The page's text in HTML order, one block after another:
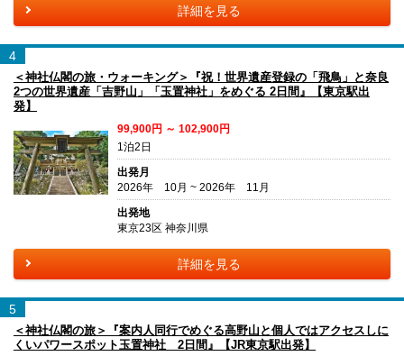
詳細を見る
4
＜神社仏閣の旅・ウォーキング＞『祝！世界遺産登録の「飛鳥」と奈良
2つの世界遺産「吉野山」「玉置神社」をめぐる 2日間』【東京駅出
発】
99,900円 ～ 102,900円
1泊2日
出発月
2026年 10月 ~ 2026年 11月
出発地
東京23区 神奈川県
詳細を見る
5
＜神社仏閣の旅＞『案内人同行でめぐる高野山と個人ではアクセスしに
くいパワースポット玉置神社 2日間』【JR東京駅出発】